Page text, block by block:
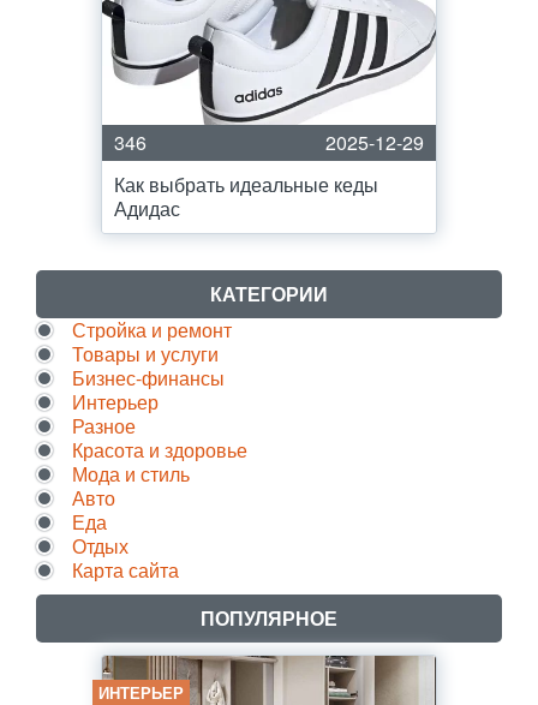
346
2025-12-29
Как выбрать идеальные кеды
Адидас
КАТЕГОРИИ
Стройка и ремонт
Товары и услуги
Бизнес-финансы
Интерьер
Разное
Красота и здоровье
Мода и стиль
Авто
Еда
Отдых
Карта сайта
ПОПУЛЯРНОЕ
ИНТЕРЬЕР